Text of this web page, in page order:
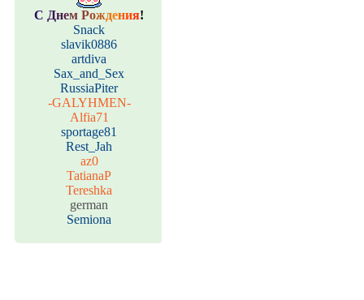
С Днем Рождения!
Snack
slavik0886
artdiva
Sax_and_Sex
RussiaPiter
-GALYHMEN-
Alfia71
sportage81
Rest_Jah
az0
TatianaP
Tereshka
german
Semiona